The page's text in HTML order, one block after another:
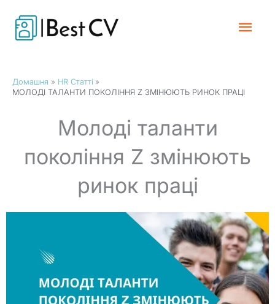
Домашня
HR Статті
МОЛОДІ ТАЛАНТИ ПОКОЛІННЯ Z ЗМІНЮЮТЬ РИНОК ПРАЦІ
Молоді таланти
покоління Z змінюють
ринок праці